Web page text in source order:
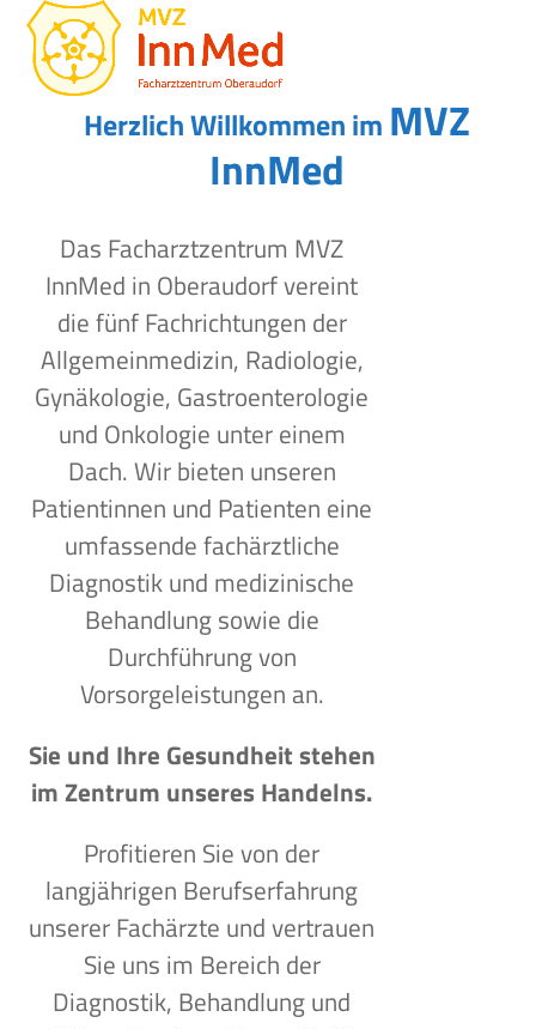
Skip
content
Open
mobile
menu
Close
mobile
menu
Herzlich Willkommen im MVZ
InnMed
Das Facharztzentrum MVZ
InnMed in Oberaudorf vereint
die fünf Fachrichtungen der
Allgemeinmedizin, Radiologie,
Gynäkologie, Gastroenterologie
und Onkologie unter einem
Dach. Wir bieten unseren
Patientinnen und Patienten eine
umfassende fachärztliche
Diagnostik und medizinische
Behandlung sowie die
Durchführung von
Vorsorgeleistungen an.
Sie und Ihre Gesundheit stehen
im Zentrum unseres Handelns.
Profitieren Sie von der
langjährigen Berufserfahrung
unserer Fachärzte und vertrauen
Sie uns im Bereich der
Diagnostik, Behandlung und